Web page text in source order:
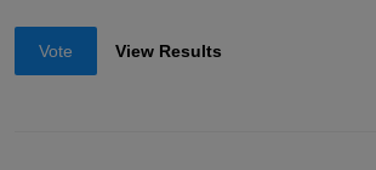
Vote View Results